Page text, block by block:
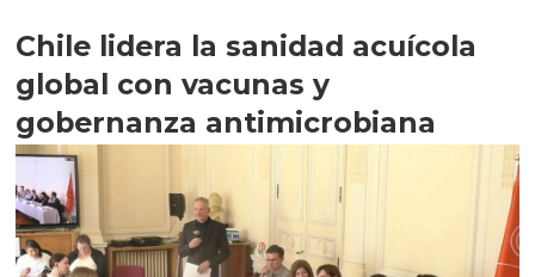
Chile lidera la sanidad acuícola
global con vacunas y
gobernanza antimicrobiana